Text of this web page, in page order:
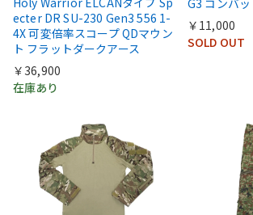
ecter DR SU-230 Gen3 556 1-
4X 可変倍率スコープ QDマウン
ト フラットダークアース
￥36,900
在庫あり
￥11,000
SOLD OUT